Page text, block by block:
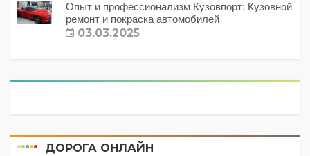
Опыт и профессионализм Кузовпорт: Кузовной
ремонт и покраска автомобилей
03.03.2025
ДОРОГА ОНЛАЙН